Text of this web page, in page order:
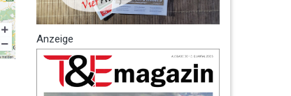
Anzeige